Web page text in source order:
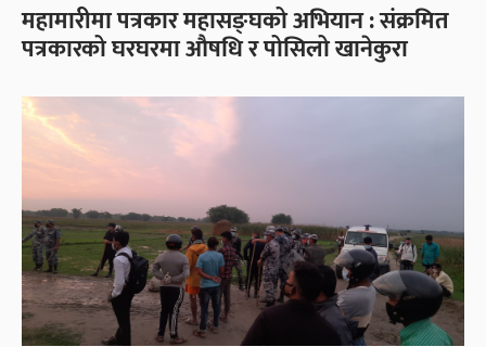
महामारीमा पत्रकार महासङ्घको अभियान : संक्रमित
पत्रकारको घरघरमा औषधि र पोसिलो खानेकुरा